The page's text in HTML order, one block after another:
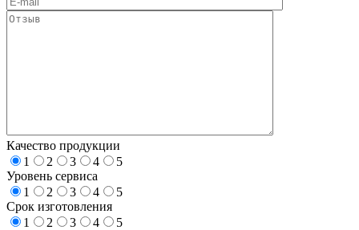
Качество продукции
1
2 3 4
5
Уровень сервиса
1
2 3 4
5
Срок изготовления
1
2 3 4
5